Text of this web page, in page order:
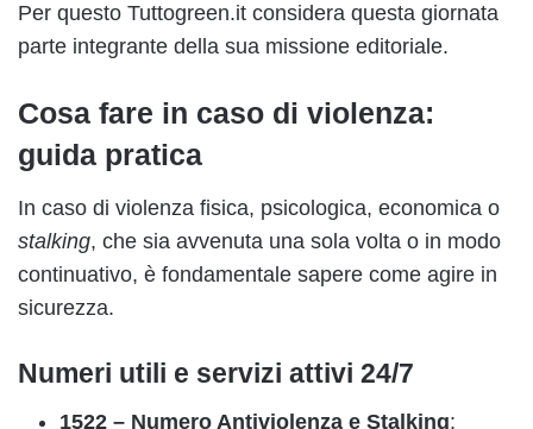
Per questo Tuttogreen.it considera questa giornata
parte integrante della sua missione editoriale.
Cosa fare in caso di violenza:
guida pratica
In caso di violenza fisica, psicologica, economica o
stalking, che sia avvenuta una sola volta o in modo
continuativo, è fondamentale sapere come agire in
sicurezza.
Numeri utili e servizi attivi 24/7
1522 – Numero Antiviolenza e Stalking: